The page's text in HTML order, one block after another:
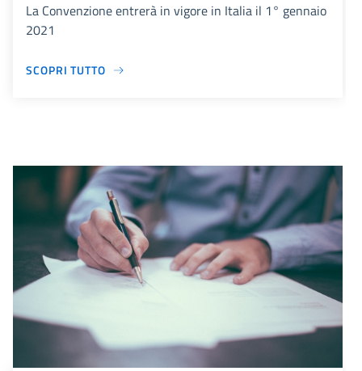
La Convenzione entrerà in vigore in Italia il 1° gennaio
2021
SCOPRI TUTTO